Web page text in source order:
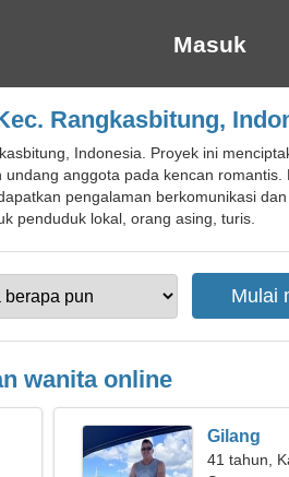
Masuk
Rangkasbitung,
Indonesia. Proyek ini
anggota pada kencan romantis.
pengalaman berkomunikasi
penduduk lokal, orang asing, turis.
wanita online
Gilang
41 tahun,